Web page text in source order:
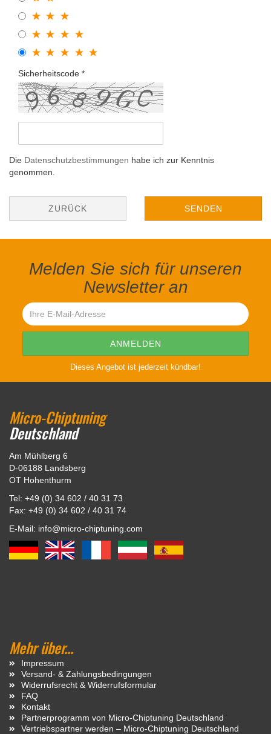
Sicherheitscode
Die Datenschutzbestimmungen habe ich zur Kenntnis
genommen.
ZURÜCK SENDEN
Melden Sie sich für unseren
Newsletter an
Dieses Angebot ist jederzeit kündbar!
Micro-Chiptuning
Deutschland
Am Mühlberg 6
D-06188 Landsberg
OT Hohenthurm
Tel: +49 (0) 34 602 / 40 31 73
Fax: +49 (0) 34 602 / 40 31 74
E-Mail: info@micro-chiptuning.com
Mehr über...
Impressum
Versand- & Zahlungsbedingungen
Widerrufsrecht & Widerrufsformular
FAQ
Kontakt
Partnerprogramm von Micro-Chiptuning Deutschland
Vertriebspartner werden – Micro-Chiptuning Deutschland